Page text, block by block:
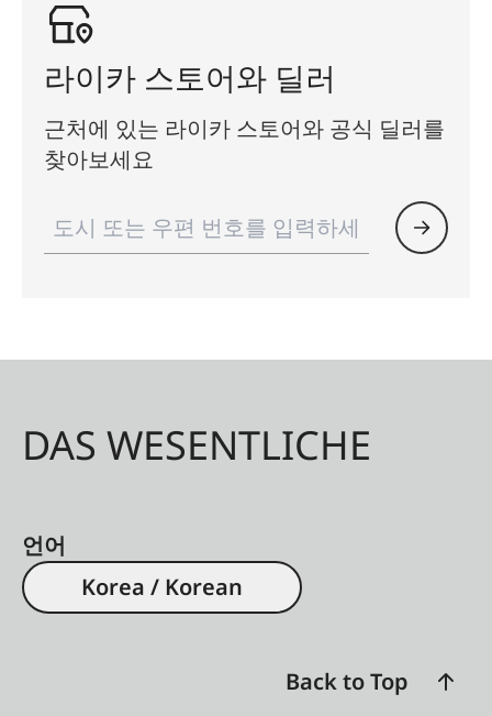
라이카 스토어와 딜러
근처에 있는 라이카 스토어와 공식 딜러를
찾아보세요
DAS WESENTLICHE
언어
Korea / Korean
Back to Top